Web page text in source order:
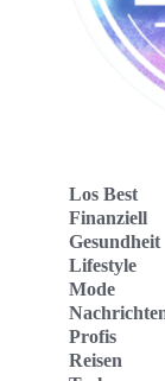
Los Best
Finanziell
Gesundheit
Lifestyle
Mode
Profis
Reisen